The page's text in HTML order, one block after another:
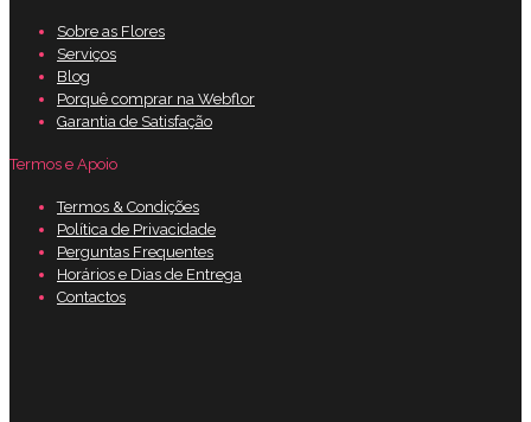
Sobre as Flores
Serviços
Blog
Porquê comprar na Webflor
Garantia de Satisfação
Termos e Apoio
Termos & Condições
Política de Privacidade
Perguntas Frequentes
Horários e Dias de Entrega
Contactos